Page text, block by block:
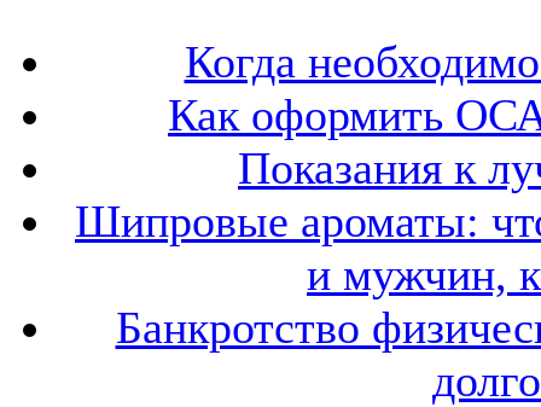
Когда
Как оформить
Показания к
Шипровые ароматы:
и мужчин,
Банкротство